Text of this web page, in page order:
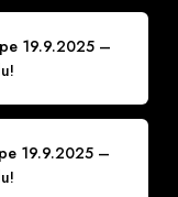
19.9.2025 –
19.9.2025 –